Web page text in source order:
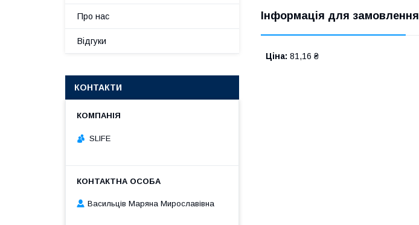
Інформація для замовлення
Ціна: 81,16 ₴
Про нас
Відгуки
КОНТАКТИ
SLIFE
Васильців Маряна Мирославівна